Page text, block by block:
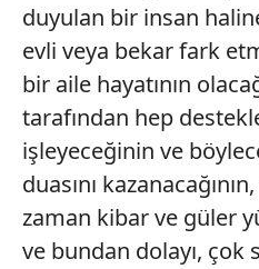
kullanılmaktadır. Diğer
kılınması ve
reklam/pazarlama
sınırlı olarak açık rızanız
Çerezlere ilişkin tercihlerinizi
vasıtasıyla belirleyebilirsiniz.
için Ayarlar butonuna
Metnimiziziyaret
duyulan bir insan
evli veya bekar fark
bir aile hayatının
tarafından hep
işleyeceğinin ve
duasını
zaman kibar ve güler
ve bundan dolayı, çok